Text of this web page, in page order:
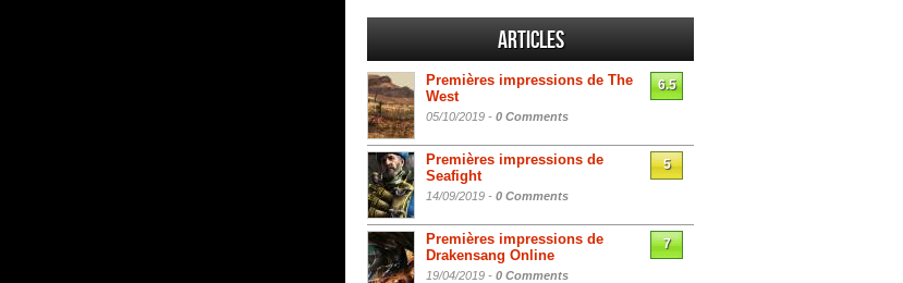
Articles
Premières impressions de The
West
05/10/2019 - 0 Comments
6.5
Premières impressions de
Seafight
14/09/2019 - 0 Comments
5
Premières impressions de
Drakensang Online
19/04/2019 - 0 Comments
7